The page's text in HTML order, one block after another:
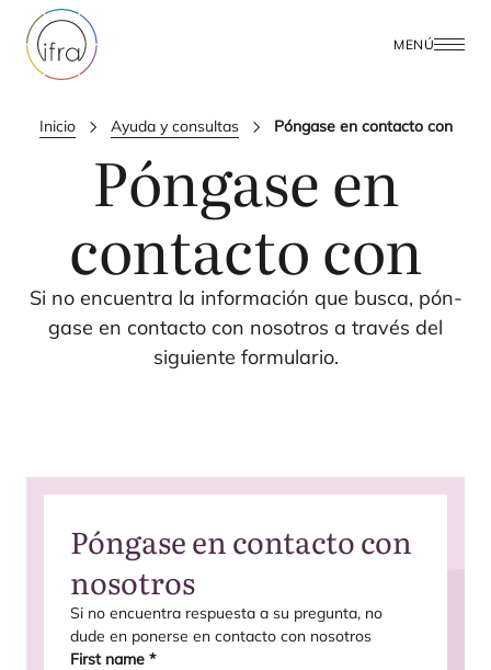
MENÚ
Inicio Ayuda y consultas Póngase en contacto con
Póngase en
contacto con
Si no encuen­tra la infor­ma­ción que bus­ca, pón­
ga­se en con­tac­to con noso­tros a tra­vés del
siguien­te formulario.
Póngase en contacto con
nosotros
Si no encuen­tra res­pues­ta a su pre­gun­ta, no
dude en poner­se en con­tac­to con nosotros
First name *